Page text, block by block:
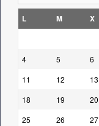
L M X
4
5 6
11
12 13
18
19 20
25
26 27